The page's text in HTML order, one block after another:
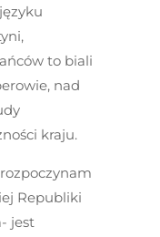
to biali
nad
kraju.
Republiki
jest